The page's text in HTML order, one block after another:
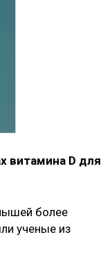
витамина D для
более
ученые из